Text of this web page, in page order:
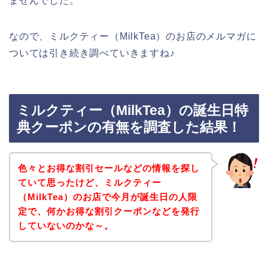
なので、ミルクティー（MilkTea）のお店のメルマガに
ついては引き続き調べていきますね♪
ミルクティー（MilkTea）の誕生日特
典クーポンの有無を調査した結果！
色々とお得な割引セールなどの情報を探し
ていて思ったけど、ミルクティー
（MilkTea）のお店で今月が誕生日の人限
定で、何かお得な割引クーポンなどを発行
していないのかな～。